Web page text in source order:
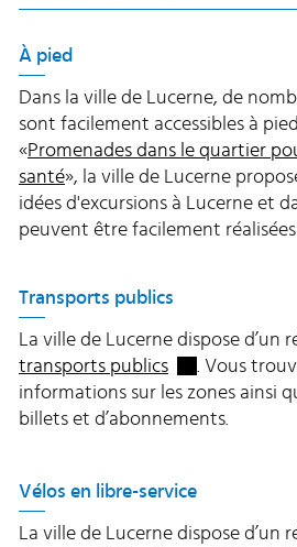
À pied
Dans la ville de Lucerne, de
sont facilement accessibles à
«Promenades dans le quartier
santé», la ville de Lucerne
idées d'excursions à Lucerne et
peuvent être facilement réalisées
Transports publics
La ville de Lucerne dispose d’un
transports publicsExterner Link
. Vous
informations sur les zones ainsi
billets et d’abonnements.
Vélos en libre-service
La ville de Lucerne dispose d’un